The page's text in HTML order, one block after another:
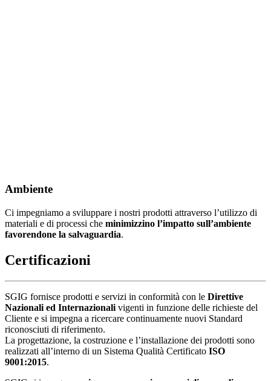
Ambiente
Ci impegniamo a sviluppare i nostri prodotti attraverso l’utilizzo di
materiali e di processi che minimizzino l’impatto sull’ambiente
favorendone la salvaguardia.
Certificazioni
SGIG fornisce prodotti e servizi in conformità con le Direttive
Nazionali ed Internazionali vigenti in funzione delle richieste del
Cliente e si impegna a ricercare continuamente nuovi Standard
riconosciuti di riferimento.
La progettazione, la costruzione e l’installazione dei prodotti sono
realizzati all’interno di un Sistema Qualità Certificato ISO
9001:2015.